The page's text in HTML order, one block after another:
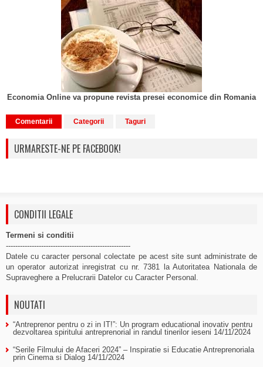
Economia Online va propune revista presei economice din Romania
Comentarii Categorii Taguri
URMARESTE-NE PE FACEBOOK!
CONDITII LEGALE
Termeni si conditii
-----------------------------------------------------
Datele cu caracter personal colectate pe acest site sunt administrate de
un operator autorizat inregistrat cu nr. 7381 la Autoritatea Nationala de
Supraveghere a Prelucrarii Datelor cu Caracter Personal.
NOUTATI
“Antreprenor pentru o zi in IT!”: Un program educational inovativ pentru
dezvoltarea spiritului antreprenorial in randul tinerilor ieseni 14/11/2024
“Serile Filmului de Afaceri 2024” – Inspiratie si Educatie Antreprenoriala
prin Cinema si Dialog 14/11/2024